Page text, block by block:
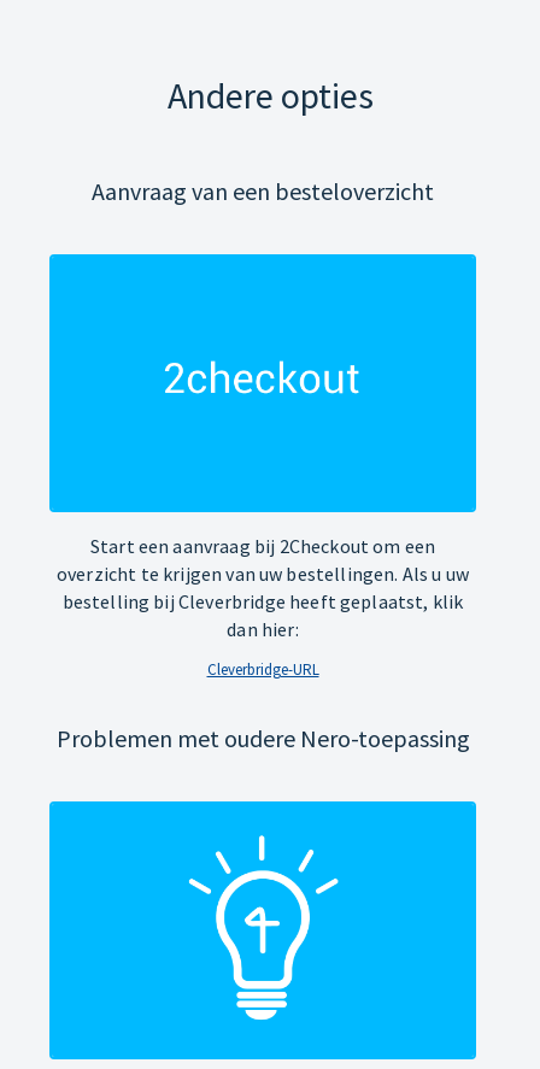
Andere opties
Aanvraag van een besteloverzicht
Start een aanvraag bij 2Checkout om een
overzicht te krijgen van uw bestellingen. Als u uw
bestelling bij Cleverbridge heeft geplaatst, klik
dan hier:
Cleverbridge-URL
Problemen met oudere Nero-toepassing